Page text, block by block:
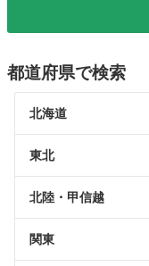
都道府県で検索
北海道
東北
北陸・甲信越
関東